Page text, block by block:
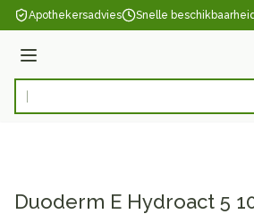
Ga naar de inhoud
Apothekersadvies Snelle
Menu
Product, merk, categorie...
Duoderm E Hydroact 5